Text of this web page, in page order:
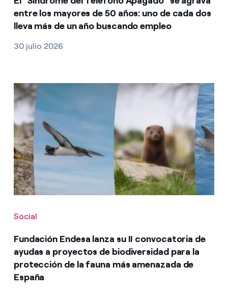
entre los mayores de 50 años: uno de cada dos
lleva más de un año buscando empleo
30 julio 2026
Social
Fundación Endesa lanza su II convocatoria de
ayudas a proyectos de biodiversidad para la
protección de la fauna más amenazada de
España